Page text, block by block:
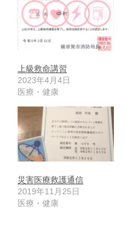
上級救命講習
2023年4月4日
医療・健康
災害医療救護通信
2019年11月25日
医療・健康